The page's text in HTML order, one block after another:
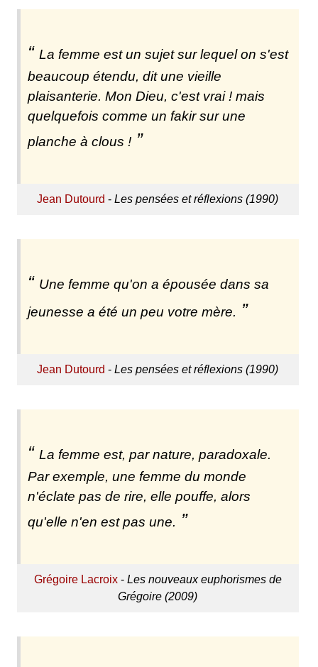
La femme est un sujet sur lequel on s'est
beaucoup étendu, dit une vieille
plaisanterie. Mon Dieu, c'est vrai ! mais
quelquefois comme un fakir sur une
planche à clous !
Jean Dutourd -Les pensées et réflexions (1990)
Une femme qu'on a épousée dans sa
jeunesse a été un peu votre mère.
Jean Dutourd -Les pensées et réflexions (1990)
La femme est, par nature, paradoxale.
Par exemple, une femme du monde
n'éclate pas de rire, elle pouffe, alors
qu'elle n'en est pas une.
Grégoire Lacroix- Les nouveaux euphorismes de
Grégoire (2009)